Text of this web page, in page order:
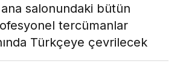
salonundaki bütün
tercümanlar
Türkçeye çevrilecek